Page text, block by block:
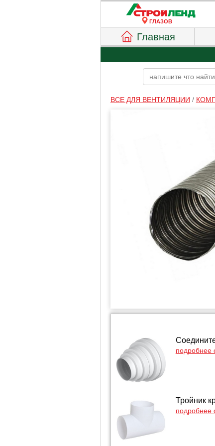
ГЛАЗОВ
Главная
ВСЕ ДЛЯ ВЕНТИЛЯЦИИ /
подробнее
Тройник
подробнее